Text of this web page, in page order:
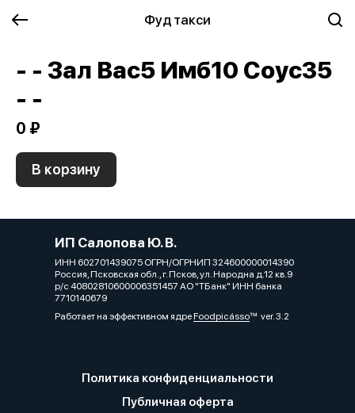
Фуд такси
- - Зал Вас5 Имб10 Соус35
- -
0 ₽
В корзину
ИП Салопова Ю. В.
ИНН 602701439075 ОГРН/ОГРНИП 324600000014390
Россия, Псковская обл., г. Псков, ул. Народна д.12 кв.9
р/с 40802810600006351457 АО "ТБанк" ИНН банка
7710140679
Работает на эффективном ядреFoodpicássover. 3.2
Политика конфиденциальности
Публичная оферта